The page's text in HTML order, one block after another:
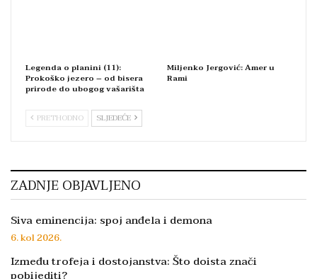
Legenda o planini (11):
Prokoško jezero – od bisera
prirode do ubogog vašarišta
Miljenko Jergović: Amer u
Rami
PRETHODNO SLJEDEĆE
ZADNJE OBJAVLJENO
Siva eminencija: spoj anđela i demona
6. kol 2026.
Između trofeja i dostojanstva: Što doista znači
pobijediti?